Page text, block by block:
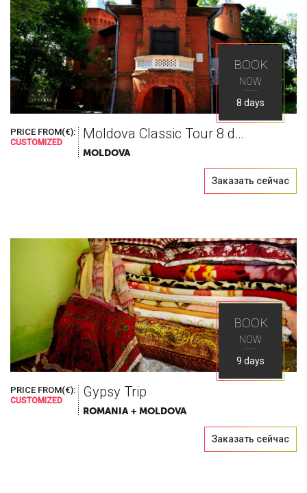
BOOK
NOW
8 days
PRICE FROM(€):
CUSTOMIZED
Moldova Classic Tour 8 days
MOLDOVA
Заказать сейчас
BOOK
NOW
9 days
PRICE FROM(€):
CUSTOMIZED
Gypsy Trip
ROMANIA + MOLDOVA
Заказать сейчас